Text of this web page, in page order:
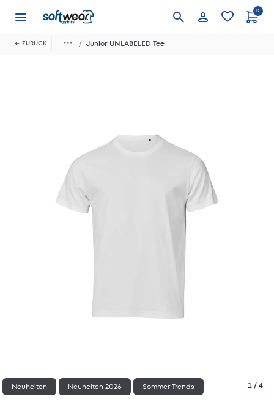
Anmelden
0
ZURÜCK Junior UNLABELED Tee
1 / 4
Neuheiten Neuheiten 2026 Sommer Trends